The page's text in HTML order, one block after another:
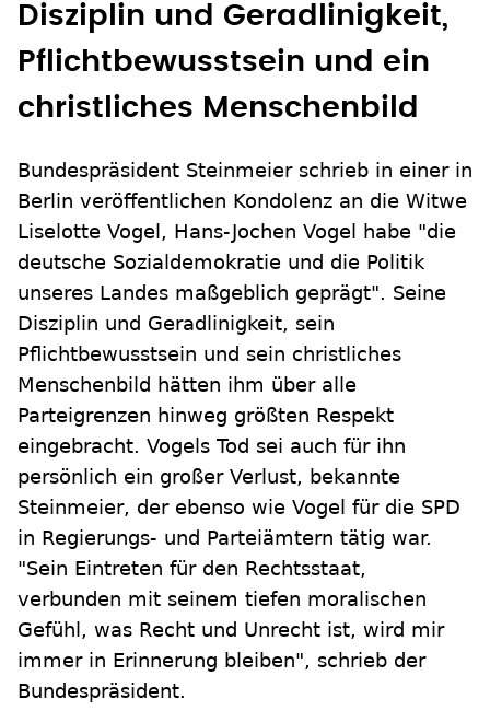
Disziplin und Geradlinigkeit,
Pflichtbewusstsein und ein
christliches Menschenbild
Bundespräsident Steinmeier schrieb in einer in
Berlin veröffentlichen Kondolenz an die Witwe
Liselotte Vogel, Hans-Jochen Vogel habe "die
deutsche Sozialdemokratie und die Politik
unseres Landes maßgeblich geprägt". Seine
Disziplin und Geradlinigkeit, sein
Pflichtbewusstsein und sein christliches
Menschenbild hätten ihm über alle
Parteigrenzen hinweg größten Respekt
eingebracht. Vogels Tod sei auch für ihn
persönlich ein großer Verlust, bekannte
Steinmeier, der ebenso wie Vogel für die SPD
in Regierungs- und Parteiämtern tätig war.
"Sein Eintreten für den Rechtsstaat,
verbunden mit seinem tiefen moralischen
Gefühl, was Recht und Unrecht ist, wird mir
immer in Erinnerung bleiben", schrieb der
Bundespräsident.